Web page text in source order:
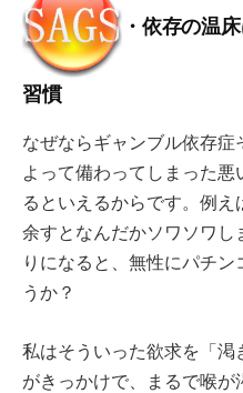
・依存の温
習慣
なぜならギャンブル依存
よって備わってしまった
るといえるからです。例
余すとなんだかソワソワ
りになると、無性にパチ
うか？
私はそういった欲求を「
がきっかけで、まるで喉が